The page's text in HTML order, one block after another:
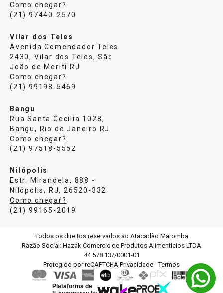
Como chegar?
(21) 97440-2570
Vilar dos Teles
Avenida Comendador Teles
2430, Vilar dos Teles, São
João de Meriti RJ
Como chegar?
(21) 99198-5469
Bangu
Rua Santa Cecilia 1028,
Bangu, Rio de Janeiro RJ
Como chegar?
(21) 97518-5552
Nilópolis
Estr. Mirandela, 888 -
Nilópolis, RJ, 26520-332
Como chegar?
(21) 99165-2019
Todos os direitos reservados ao Atacadão Maromba
Razão Social: Hazak Comercio de Produtos Alimenticios LTDA
44.578.137/0001-01
Protegido por reCAPTCHA Privacidade -Termos
Plataforma de